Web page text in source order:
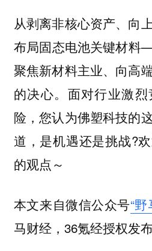
从剥离非核心资产、向
布局固态电池关键材
聚焦新材料主业、向高
的决心。面对行业激
险，您认为佛塑科技的
道，是机遇还是挑战?
的观点～
本文来自微信公众号“
马财经，36氪经授权发布